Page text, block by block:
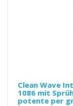
Clean Wave
1086 mit
potente per